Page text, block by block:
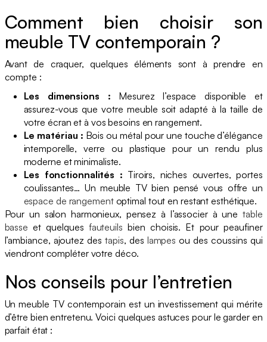
Comment bien choisir son
meuble TV contemporain ?
Avant de craquer, quelques éléments sont à prendre en
compte :
Les dimensions : Mesurez l’espace disponible et
assurez-vous que votre meuble soit adapté à la taille de
votre écran et à vos besoins en rangement.
Le matériau : Bois ou métal pour une touche d’élégance
intemporelle, verre ou plastique pour un rendu plus
moderne et minimaliste.
Les fonctionnalités : Tiroirs, niches ouvertes, portes
coulissantes… Un meuble TV bien pensé vous offre un
espace de rangementoptimal tout en restant esthétique.
Pour un salon harmonieux, pensez à l’associer à une table
basse et quelques fauteuils bien choisis. Et pour peaufiner
l’ambiance, ajoutez destapis, des lampes ou des coussins qui
viendront compléter votre déco.
Nos conseils pour l’entretien
Un meuble TV contemporain est un investissement qui mérite
d’être bien entretenu. Voici quelques astuces pour le garder en
parfait état :